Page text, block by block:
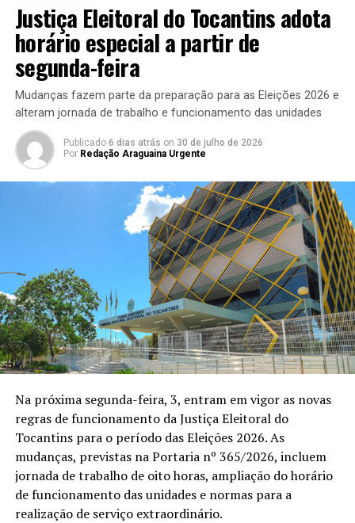
Justiça Eleitoral do Tocantins adota
horário especial a partir de
segunda-feira
Mudanças fazem parte da preparação para as Eleições 2026 e
alteram jornada de trabalho e funcionamento das unidades
Publicado 6 dias atrás on 30 de julho de 2026
Por Redação Araguaina Urgente
Na próxima segunda-feira, 3, entram em vigor as novas
regras de funcionamento da Justiça Eleitoral do
Tocantins para o período das Eleições 2026. As
mudanças, previstas na Portaria nº 365/2026, incluem
jornada de trabalho de oito horas, ampliação do horário
de funcionamento das unidades e normas para a
realização de serviço extraordinário.